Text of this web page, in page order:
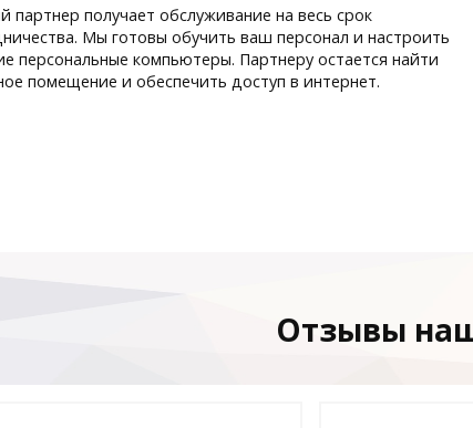
партнер получает обслуживание на весь срок
Мы готовы обучить ваш персонал и настроить
персональные компьютеры. Партнеру остается найти
помещение и обеспечить доступ в интернет.
Отзывы